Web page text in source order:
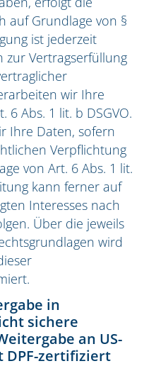
auf Grundlage von §
ist jederzeit
Vertragserfüllung
wir Ihre
6 Abs. 1 lit. b DSGVO.
Ihre Daten, sofern
Verpflichtung
von Art. 6 Abs. 1 lit.
kann ferner auf
Interesses nach
Über die jeweils
wird
in
sichere
an US-
DPF-zertifiziert